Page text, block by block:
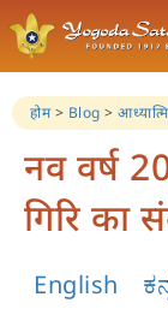
होम> Blog >
नव वर्ष
गिरि का
English